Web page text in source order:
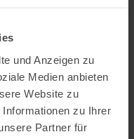
und Anzeigen zu
Medien anbieten
Website zu
zu Ihrer
Partner für
Galileo, Beidou, QZSS)
Galileo, Beidou, QZSS):
Galileo, Beidou, QZSS)
Galileo, Beidou,